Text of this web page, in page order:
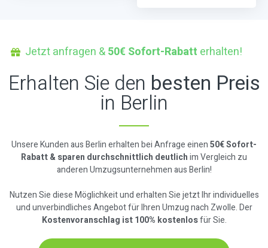
Jetzt anfragen &50€ Sofort-Rabatt erhalten!
Erhalten Sie den besten Preis
in Berlin
Unsere Kunden aus Berlin erhalten bei Anfrage einen50€ Sofort-
Rabatt & sparen durchschnittlich deutlichim Vergleich zu
anderen Umzugsunternehmen aus Berlin!
Nutzen Sie diese Möglichkeit und erhalten Sie jetzt Ihr individuelles
und unverbindliches Angebot für Ihren Umzug nach Zwolle. Der
Kostenvoranschlag ist 100% kostenlosfür Sie.